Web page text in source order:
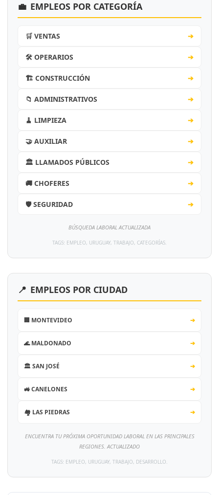
💼 EMPLEOS POR CATEGORÍA
🛒 VENTAS ➔
🛠️ OPERARIOS ➔
🏗️ CONSTRUCCIÓN ➔
📁 ADMINISTRATIVOS ➔
🧹 LIMPIEZA ➔
🤝 AUXILIAR ➔
🏛️ LLAMADOS PÚBLICOS ➔
🚚 CHOFERES ➔
🛡️ SEGURIDAD ➔
BÚSQUEDA LABORAL ACTUALIZADA
TAGS: EMPLEO, URUGUAY, TRABAJO, CATEGORÍAS.
📍 EMPLEOS POR CIUDAD
🏢 MONTEVIDEO ➔
🌊 MALDONADO ➔
🏛️ SAN JOSÉ ➔
🚜 CANELONES ➔
🏘️ LAS PIEDRAS ➔
ENCUENTRA TU PRÓXIMA OPORTUNIDAD LABORAL EN LAS PRINCIPALES
REGIONES. ACTUALIZADO
TAGS: EMPLEO, URUGUAY, TRABAJO, DESARROLLO.